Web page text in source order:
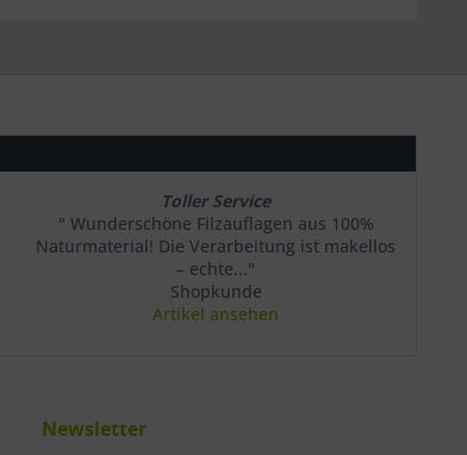
Toller Service
" Wunderschöne Filzauflagen aus 100%
Naturmaterial! Die Verarbeitung ist makellos
– echte..."
Shopkunde
Artikel ansehen
Newsletter